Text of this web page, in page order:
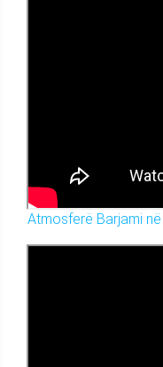
Atmosferë Barjami